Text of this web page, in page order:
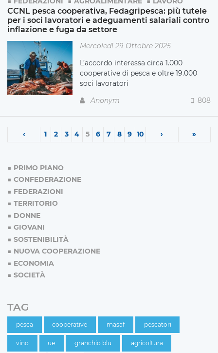
CCNL pesca cooperativa, Fedagripesca: più tutele
per i soci lavoratori e adeguamenti salariali contro
inflazione e fuga da settore
Mercoledì 29 Ottobre 2025
L’accordo interessa circa 1.000
cooperative di pesca e oltre 19.000
soci lavoratori
Anonym
808
‹ 1 2 3 4 5 6 7 8 9 10 › »
PRIMO PIANO
CONFEDERAZIONE
FEDERAZIONI
TERRITORIO
DONNE
GIOVANI
SOSTENIBILITÀ
NUOVA COOPERAZIONE
ECONOMIA
SOCIETÀ
TAG
pesca cooperative masaf pescatori
vino ue granchio blu agricoltura